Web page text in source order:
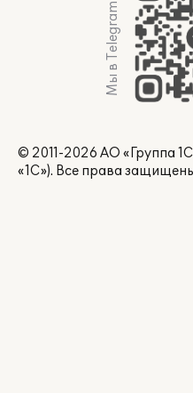
Мы в Telegram
© 2011-2026 АО «Группа
«1С»). Все права